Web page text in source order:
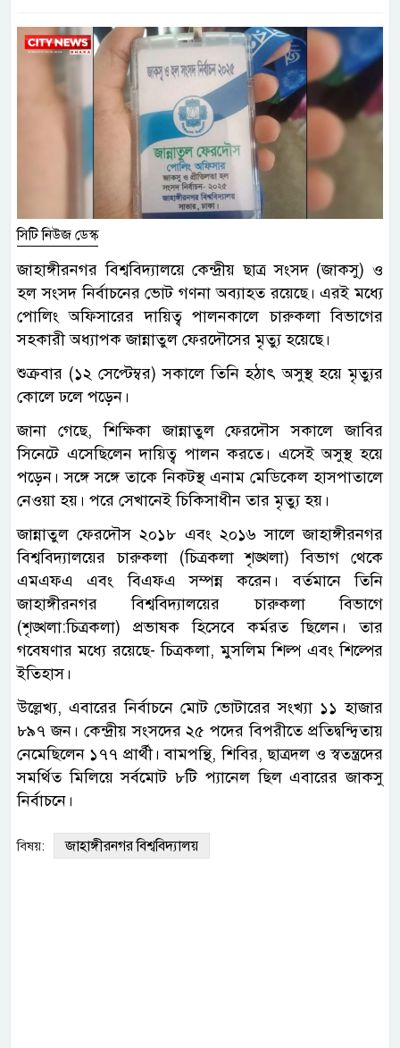
সিটি নিউজ ডেস্ক
জাহাঙ্গীরনগর বিশ্ববিদ্যালয়ে কেন্দ্রীয় ছাত্র সংসদ (জাকসু) ও
হল সংসদ নির্বাচনের ভোট গণনা অব্যাহত রয়েছে। এরই মধ্যে
পোলিং অফিসারের দায়িত্ব পালনকালে চারুকলা বিভাগের
সহকারী অধ্যাপক জান্নাতুল ফেরদৌসের মৃত্যু হয়েছে।
শুক্রবার (১২ সেপ্টেম্বর) সকালে তিনি হঠাৎ অসুস্থ হয়ে মৃত্যুর
কোলে ঢলে পড়েন।
জানা গেছে, শিক্ষিকা জান্নাতুল ফেরদৌস সকালে জাবির
সিনেটে এসেছিলেন দায়িত্ব পালন করতে। এসেই অসুস্থ হয়ে
পড়েন। সঙ্গে সঙ্গে তাকে নিকটস্থ এনাম মেডিকেল হাসপাতালে
নেওয়া হয়। পরে সেখানেই চিকিসাধীন তার মৃত্যু হয়।
জান্নাতুল ফেরদৌস ২০১৮ এবং ২০১৬ সালে জাহাঙ্গীরনগর
বিশ্ববিদ্যালয়ের চারুকলা (চিত্রকলা শৃঙ্খলা) বিভাগ থেকে
এমএফএ এবং বিএফএ সম্পন্ন করেন। বর্তমানে তিনি
জাহাঙ্গীরনগর বিশ্ববিদ্যালয়ের চারুকলা বিভাগে
(শৃঙ্খলা:চিত্রকলা) প্রভাষক হিসেবে কর্মরত ছিলেন। তার
গবেষণার মধ্যে রয়েছে- চিত্রকলা, মুসলিম শিল্প এবং শিল্পের
ইতিহাস।
উল্লেখ্য, এবারের নির্বাচনে মোট ভোটারের সংখ্যা ১১ হাজার
৮৯৭ জন। কেন্দ্রীয় সংসদের ২৫ পদের বিপরীতে প্রতিদ্বন্দ্বিতায়
নেমেছিলেন ১৭৭ প্রার্থী। বামপন্থি, শিবির, ছাত্রদল ও স্বতন্ত্রদের
সমর্থিত মিলিয়ে সর্বমোট ৮টি প্যানেল ছিল এবারের জাকসু
নির্বাচনে।
বিষয়: জাহাঙ্গীরনগর বিশ্ববিদ্যালয়